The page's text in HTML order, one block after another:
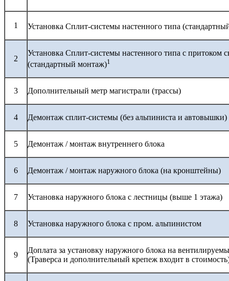
1 Установка Сплит-системы настенного типа
2
Установка Сплит-системы настенного типа с притоком
(стандартный монтаж)1
3 Дополнительный метр магистрали (трассы)
4 Демонтаж сплит-системы (без альпиниста и автовышки)
5 Демонтаж / монтаж внутреннего блока
6 Демонтаж / монтаж наружного блока (на кронштейны)
7 Установка наружного блока с лестницы (выше 1 этажа)
8 Установка наружного блока с пром. альпинистом
9
Доплата за установку наружного блока на
(Траверса и дополнительный крепеж входит в